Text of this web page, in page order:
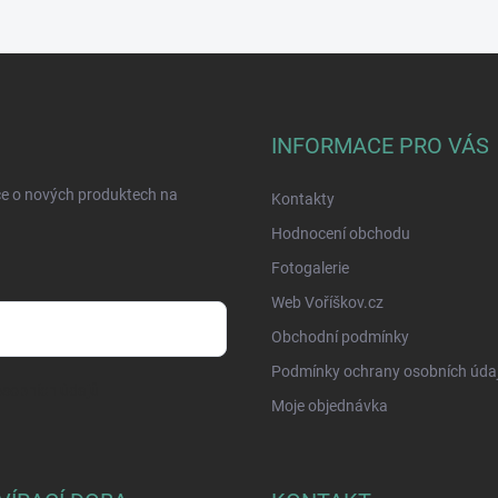
o nových produktech na
INFORMACE PRO VÁS
Kontakty
Hodnocení obchodu
Fotogalerie
Web Voříškov.cz
Obchodní podmínky
Podmínky ochrany osobních
Moje objednávka